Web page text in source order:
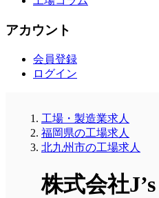
アカウント
会員登録
ログイン
工場・製造業求人
福岡県の工場求人
北九州市の工場求人
株式会社